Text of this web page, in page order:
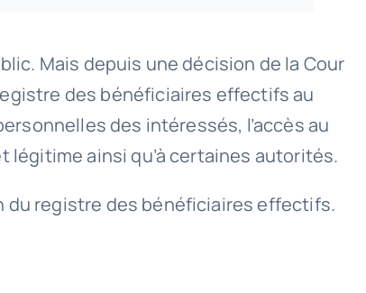
Mais depuis une décision de la Cour
des bénéficiaires effectifs au
des intéressés, l’accès au
ainsi qu’à certaines autorités.
du registre des bénéficiaires effectifs.